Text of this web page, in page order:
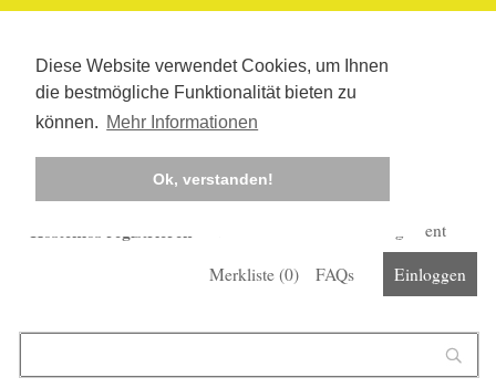
Diese Website verwendet Cookies, um Ihnen
die bestmögliche Funktionalität bieten zu
können. Mehr Informationen
Ok, verstanden!
Kostenlos registrieren
Corona-Management
Merkliste (0) FAQs Einloggen